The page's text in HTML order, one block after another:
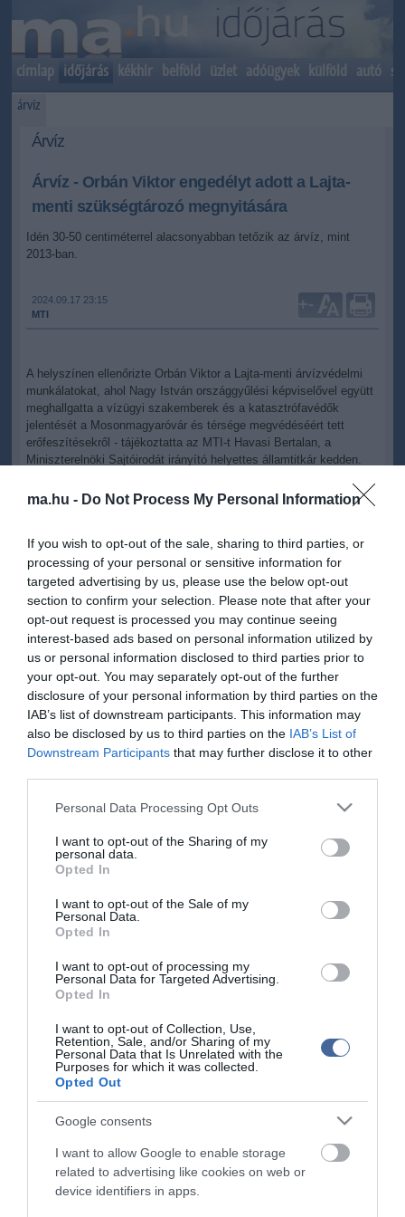
ma.hu - Do Not Process My Personal Information
If you wish to opt-out of the sale, sharing to third parties, or
processing of your personal or sensitive information for
targeted advertising by us, please use the below opt-out
section to confirm your selection. Please note that after your
opt-out request is processed you may continue seeing
interest-based ads based on personal information utilized by
us or personal information disclosed to third parties prior to
your opt-out. You may separately opt-out of the further
disclosure of your personal information by third parties on the
IAB’s list of downstream participants. This information may
also be disclosed by us to third parties on the IAB’s List of
Downstream Participants that may further disclose it to other
Please note that this website/app uses one or more Google
not limited to your visit or usage behaviour. You may click to
grant or deny consent to Google and its third-party tags to
use your data for below specified purposes in below Google
consent section.
Personal Data Processing Opt Outs
I want to opt-out of the Sharing of my
personal data.
Opted In
I want to opt-out of the Sale of my
Personal Data.
Opted In
I want to opt-out of processing my
Personal Data for Targeted Advertising.
Opted In
I want to opt-out of Collection, Use,
Retention, Sale, and/or Sharing of my
Personal Data that Is Unrelated with the
Purposes for which it was collected.
Opted Out
Google consents
I want to allow Google to enable storage
related to advertising like cookies on web or
device identifiers in apps.
címlap időjárás kékhír belföld üzlet adóügyek külföld autó
árvíz
Árvíz
Árvíz - Orbán Viktor engedélyt adott a Lajta-
menti szükségtározó megnyitására
Idén 30-50 centiméterrel alacsonyabban tetőzik az árvíz, mint
2013-ban.
2024.09.17 23:15
MTI
+-
A helyszínen ellenőrizte Orbán Viktor a Lajta-menti árvízvédelmi
munkálatokat, ahol Nagy István országgyűlési képviselővel együtt
meghallgatta a vízügyi szakemberek és a katasztrófavédők
jelentését a Mosonmagyaróvár és térsége megvédéséért tett
erőfeszítésekről - tájékoztatta az MTI-t Havasi Bertalan, a
Miniszterelnöki Sajtóirodát irányító helyettes államtitkár kedden.
Orbán Viktor megadta az engedélyt a Lajta főmeder és a Balparti
Csatorna közötti szükségtározó megnyitására. A szükségtározó a
fővédvonalakat ne törje át a víz, illetve garantálja
Mosonmagyaróvár és lakóinak biztonságát - olvasható a
közleményben.
Figyelem! A cikkhez hozzáfűzött hozzászólások nem ama.hu
network nézeteit tükrözik. A szerkesztőség mindössze a hírek
publikációjával foglalkozik, a kommenteket nem tudja befolyásolni
- azok az olvasók személyes véleményét tartalmazzák.
Kérjük, kulturáltan, mások személyiségi jogainak és jó hírnevének
tiszteletben tartásával kommenteljenek!
Vitézy Dávid: 2,3 milliárd forint került vissza az államhoz
egy útdíjrendszeres ügylet felülvizsgálata után
Saját életét is kockára tette a magyar erdész, hogy
megállítsa a tüzet
Második világháborús MG-42 géppuskát emeltek ki a
A Miniszterelnökség felmondta a Lounge Eventtel kötött
keretszerződését
Megérkezett az eső a Duna vízgyűjtőjére
Újabb két gyanúsítottat fogtak el a 600 milliós
ingatlanmaffia ügyében
Vizes Eb - Megvan az első magyar arany, a nyíltvízi úszó
Betlehem Dávid nyerte a kieséses versenyt